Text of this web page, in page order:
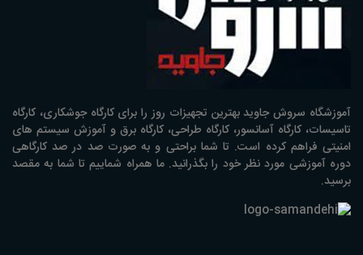
آموزشگاه سروش جاوید بهترین تجهیزات روز را برای کارگاه جوشکاری، کارگاه
تاسیسات، کارگاه آسانسور، کارگاه طراحی، کارگاه برق و آموزش سیستم های
امنیتی فراهم کرده است. تا شما براحتی و به صورت صد در صد کارگاهی
دوره آموزشی مورد نظر خود را بگذرانید. ما همراه شماییم تا شما به مقصد
برسید.